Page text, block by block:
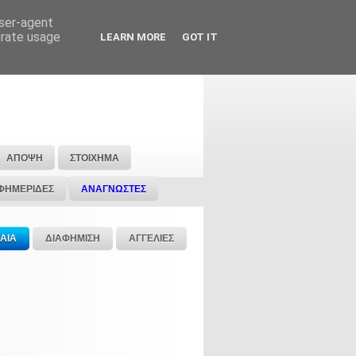
ΑΠΟΨΗ ΣΤΟΙΧΗΜΑ
ΑΝΑΓΝΩΣΤΕΣ
ΔΙΑΦΗΜΙΣΗ ΑΓΓΕΛΙΕΣ
agent
usage
LEARN MORE GOT IT